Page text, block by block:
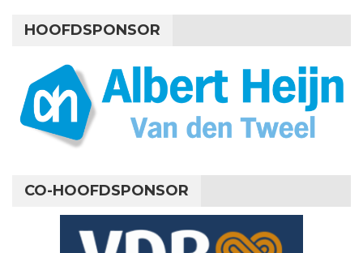
HOOFDSPONSOR
CO-HOOFDSPONSOR